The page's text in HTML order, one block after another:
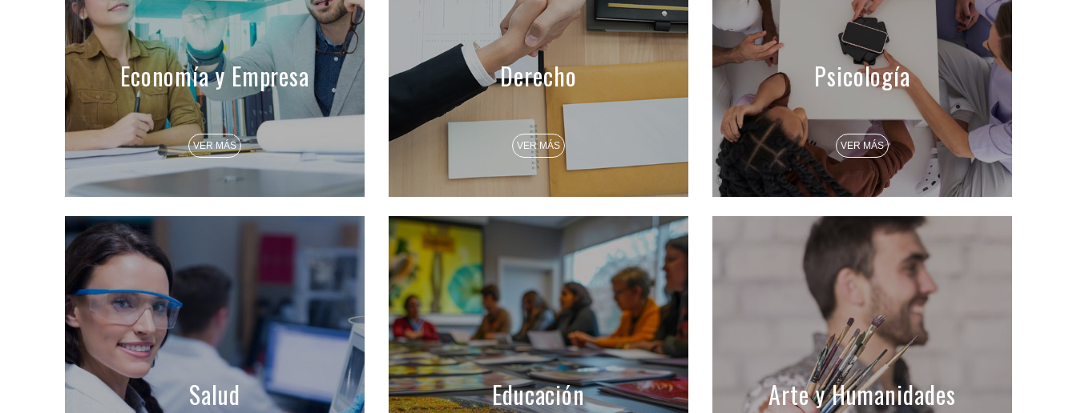
Economía y Empresa
VER MÁS
Derecho
VER MÁS
Psicología
VER MÁS
Salud Educación Arte y Humanidades